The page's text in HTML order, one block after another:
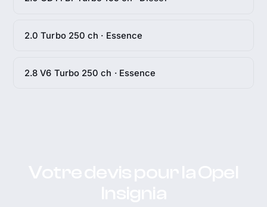
2.0 Turbo 250 ch · Essence
2.8 V6 Turbo 250 ch · Essence